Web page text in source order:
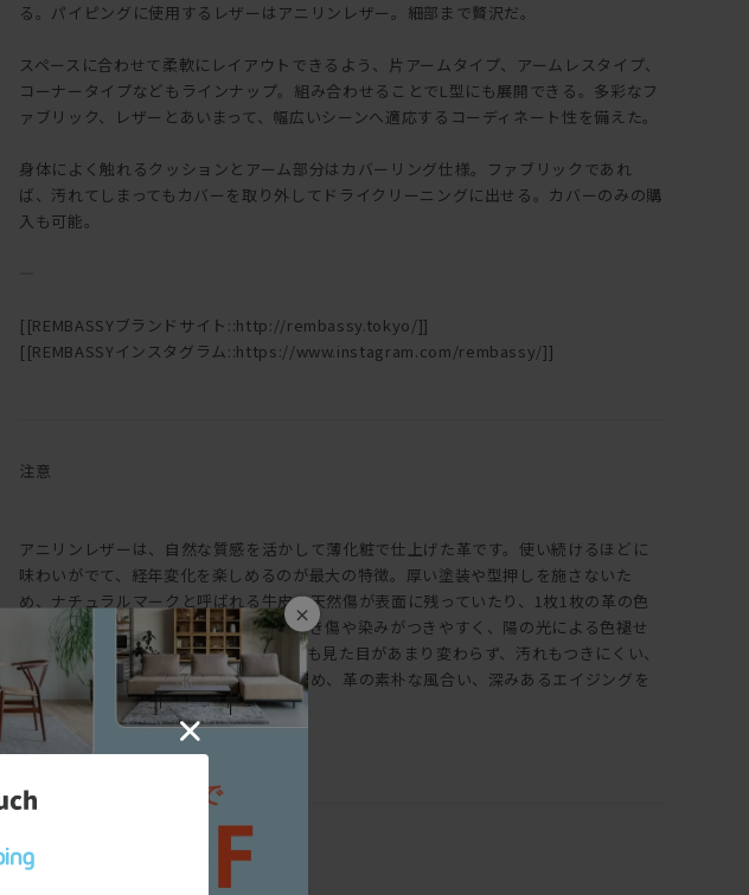
×
る。パイピングに使用するレザーはアニリンレザー。細部まで贅沢だ。
スペースに合わせて柔軟にレイアウトできるよう、片アームタイプ、アームレスタイプ、
コーナータイプなどもラインナップ。組み合わせることでL型にも展開できる。多彩なフ
ァブリック、レザーとあいまって、幅広いシーンへ適応するコーディネート性を備えた。
身体によく触れるクッションとアーム部分はカバーリング仕様。ファブリックであれ
ば、汚れてしまってもカバーを取り外してドライクリーニングに出せる。カバーのみの購
入も可能。
[[REMBASSYブランドサイト::http://rembassy.tokyo/]]
[[REMBASSYインスタグラム::https://www.instagram.com/rembassy/]]
注意
アニリンレザーは、自然な質感を活かして薄化粧で仕上げた革です。使い続けるほどに
味わいがでて、経年変化を楽しめるのが最大の特徴。厚い塗装や型押しを施さないた
め、ナチュラルマークと呼ばれる牛皮の天然傷が表面に残っていたり、1枚1枚の革の色
味にバラつきがあります。また、ひっかき傷や染みがつきやすく、陽の光による色褪せ
も生じます。均一な表面で、使い続けても見た目があまり変わらず、汚れもつきにくい、
というような一般的な革とは全く違うため、革の素朴な風合い、深みあるエイジングを
求める方におすすめです。
三面図